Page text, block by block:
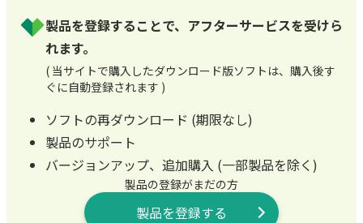
製品を登録することで、アフターサービスを受けら
れます。
( 当サイトで購入したダウンロード版ソフトは、購入後す
ぐに自動登録されます )
ソフトの再ダウンロード (期限なし)
製品のサポート
バージョンアップ、追加購入 (一部製品を除く)
製品の登録がまだの方
製品を登録する